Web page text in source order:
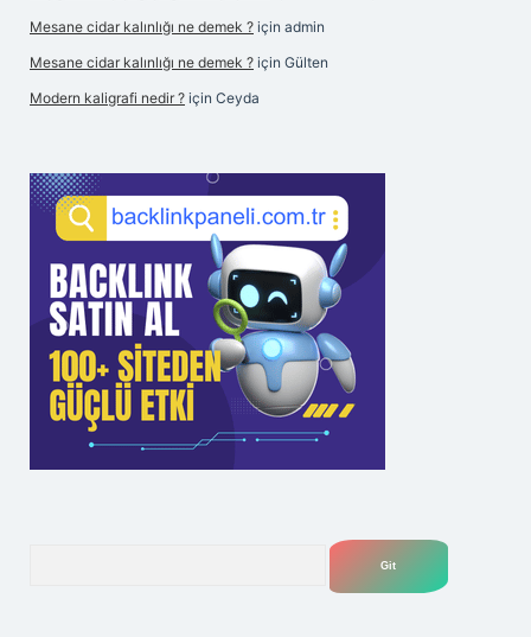
Mesane cidar kalınlığı ne demek ? için admin
Mesane cidar kalınlığı ne demek ? için Gülten
Modern kaligrafi nedir ? için Ceyda